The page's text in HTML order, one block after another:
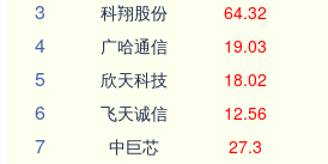
3 科翔股份 64.32
4 广哈通信 19.03
5 欣天科技 18.02
6 飞天诚信 12.56
7 中巨芯 27.3